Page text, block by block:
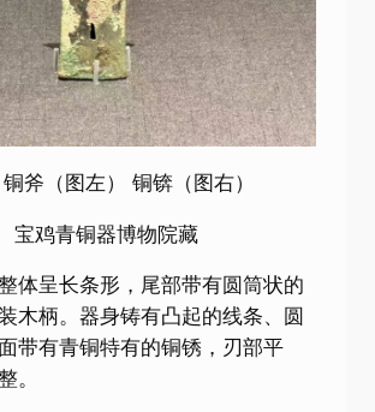
斧（图左） 铜锛（图右）
宝鸡青铜器博物院藏
体呈长条形，尾部带有圆筒状的
木柄。器身铸有凸起的线条、圆
带有青铜特有的铜锈，刃部平
。